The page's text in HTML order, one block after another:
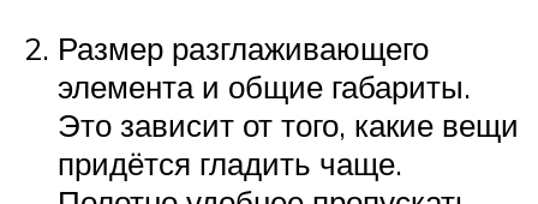
Размер разглаживающего
элемента и общие габариты.
Это зависит от того, какие вещи
придётся гладить чаще.